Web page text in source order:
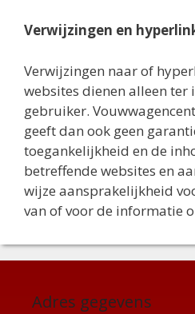
Verwijzingen en
Verwijzingen naar of
websites dienen alleen ter
gebruiker.
geeft dan ook geen
toegankelijkheid en de
betreffende websites en
wijze aansprakelijkheid
van of voor de informatie
Adres gegevens